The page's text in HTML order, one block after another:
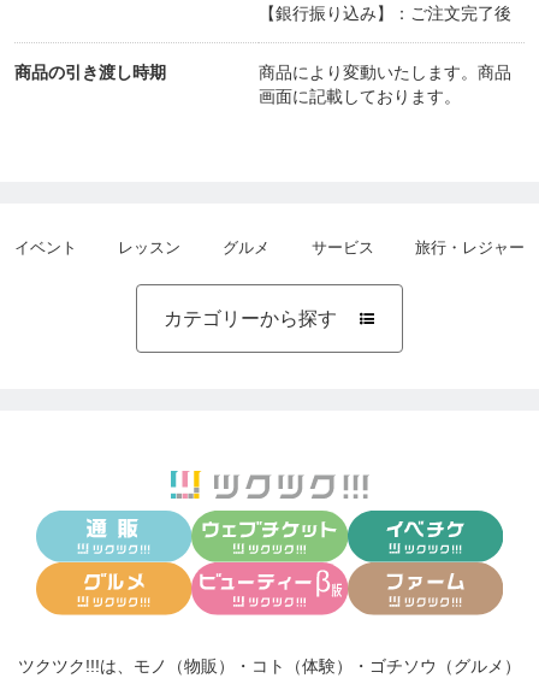
【銀行振り込み】：ご注文完了後
商品の引き渡し時期
商品により変動いたします。商品
画面に記載しております。
イベント レッスン グルメ サービス 旅行・レジャー
カテゴリーから探す 
ツクツク!!!は、 モノ（物販） ・ コト（体験） ・ ゴチソウ（グルメ）